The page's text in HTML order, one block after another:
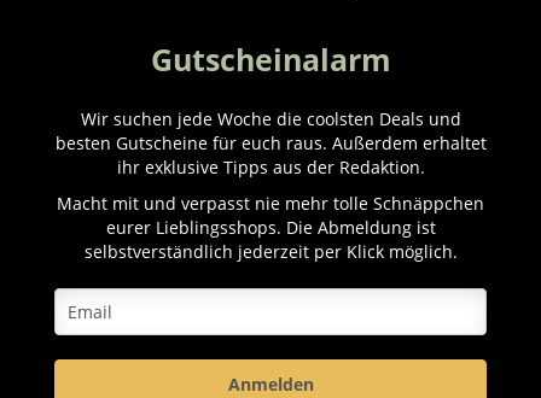
Gutscheinalarm
Wir suchen jede Woche die coolsten Deals und
besten Gutscheine für euch raus. Außerdem erhaltet
ihr exklusive Tipps aus der Redaktion.
Macht mit und verpasst nie mehr tolle Schnäppchen
eurer Lieblingsshops. Die Abmeldung ist
selbstverständlich jederzeit per Klick möglich.
Anmelden